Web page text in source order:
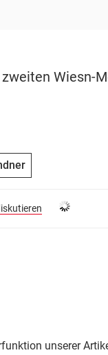
Wiesn-
unserer